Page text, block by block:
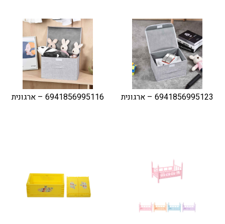
6941856995123 – ארגונית 6941856995116 – ארגונית